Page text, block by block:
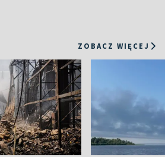
ZOBACZ WIĘCEJ